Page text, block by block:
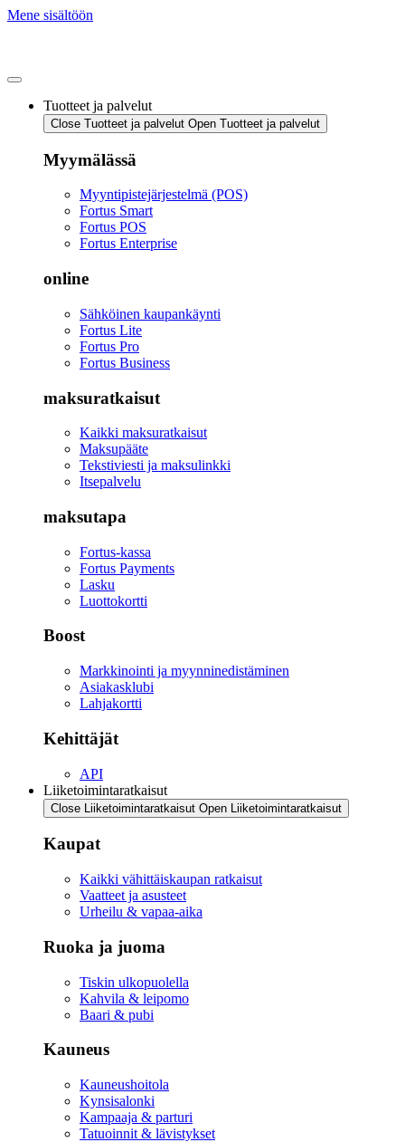
Mene sisältöön
Tuotteet ja palvelut
Close Tuotteet ja palvelut Open Tuotteet ja palvelut
Myymälässä
Myyntipistejärjestelmä (POS)
Fortus Smart
Fortus POS
Fortus Enterprise
online
Sähköinen kaupankäynti
Fortus Lite
Fortus Pro
Fortus Business
maksuratkaisut
Kaikki maksuratkaisut
Maksupääte
Tekstiviesti ja maksulinkki
Itsepalvelu
maksutapa
Fortus-kassa
Fortus Payments
Lasku
Luottokortti
Boost
Markkinointi ja myynninedistäminen
Asiakasklubi
Lahjakortti
Kehittäjät
API
Liiketoimintaratkaisut
Close Liiketoimintaratkaisut Open Liiketoimintaratkaisut
Kaupat
Kaikki vähittäiskaupan ratkaisut
Vaatteet ja asusteet
Urheilu & vapaa-aika
Ruoka ja juoma
Tiskin ulkopuolella
Kahvila & leipomo
Baari & pubi
Kauneus
Kauneushoitola
Kynsisalonki
Kampaaja & parturi
Tatuoinnit & lävistykset